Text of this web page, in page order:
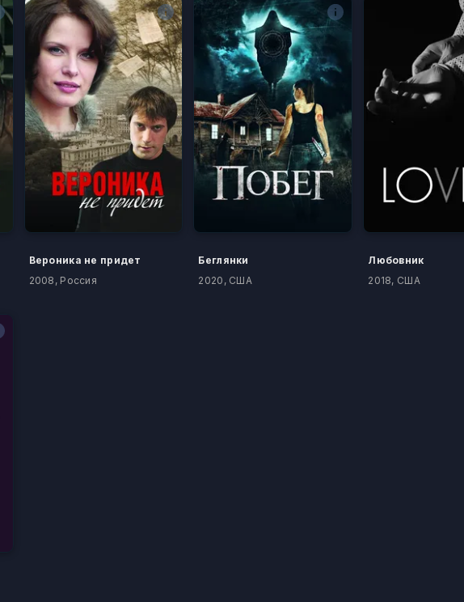
Вероника не придет
2008, Россия
Беглянки
2020, США
Любовник
2018, США